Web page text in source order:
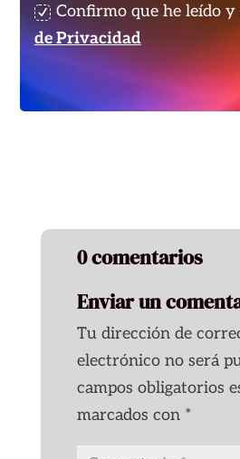
Confirmo que he leído y
de Privacidad
0 comentarios
Enviar un
Tu dirección de
electrónico no será
campos obligatorios
marcados con *